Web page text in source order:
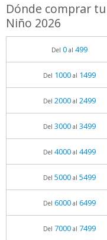
Dónde comprar
Niño 2026
Del 0al 499
Del 1000al 1499
Del 2000al 2499
Del 3000al 3499
Del 4000al 4499
Del 5000al 5499
Del 6000al 6499
Del 7000al 7499